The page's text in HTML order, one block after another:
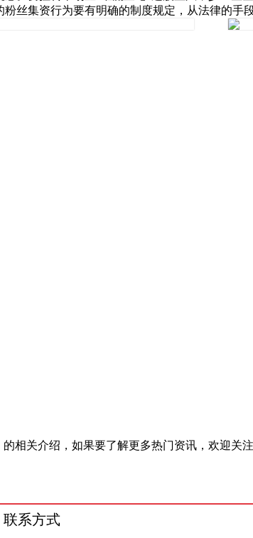
集资行为要有明确的制度规定，从法律的手段
相关介绍，如果要了解更多热门资讯，欢迎关注
联系方式